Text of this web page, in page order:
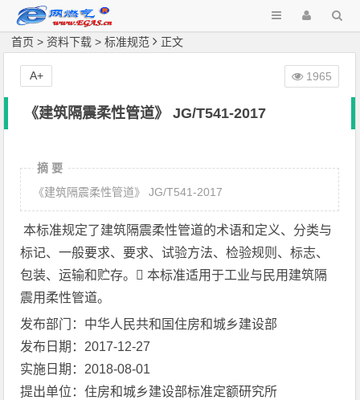
首页 >资料下载 >标准规范 正文
《建筑隔震柔性管道》 JG/T541-2017
摘 要
《建筑隔震柔性管道》 JG/T541-2017
本标准规定了建筑隔震柔性管道的术语和定义、分类与
标记、一般要求、要求、试验方法、检验规则、标志、
包装、运输和贮存。 本标准适用于工业与民用建筑隔
震用柔性管道。
发布部门：中华人民共和国住房和城乡建设部
发布日期：2017-12-27
实施日期：2018-08-01
提出单位：住房和城乡建设部标准定额研究所
1965
A+